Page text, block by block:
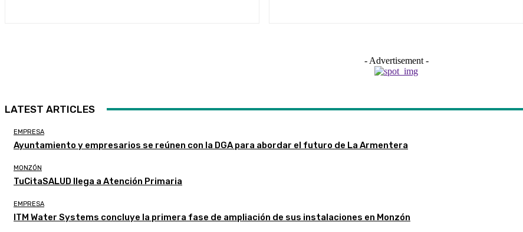
- Advertisement -
LATEST ARTICLES
EMPRESA
Ayuntamiento y empresarios se reúnen con la DGA para abordar el futuro de La Armentera
MONZÓN
TuCitaSALUD llega a Atención Primaria
EMPRESA
ITM Water Systems concluye la primera fase de ampliación de sus instalaciones en Monzón